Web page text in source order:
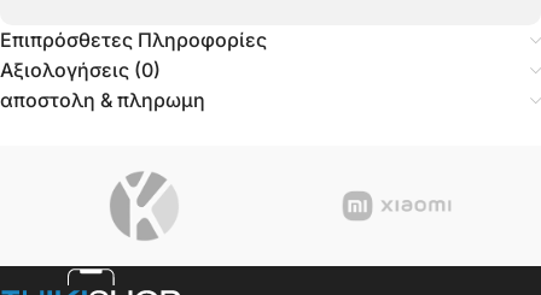
Επιπρόσθετες Πληροφορίες
Αξιολογήσεις (0)
αποστολη & πληρωμη